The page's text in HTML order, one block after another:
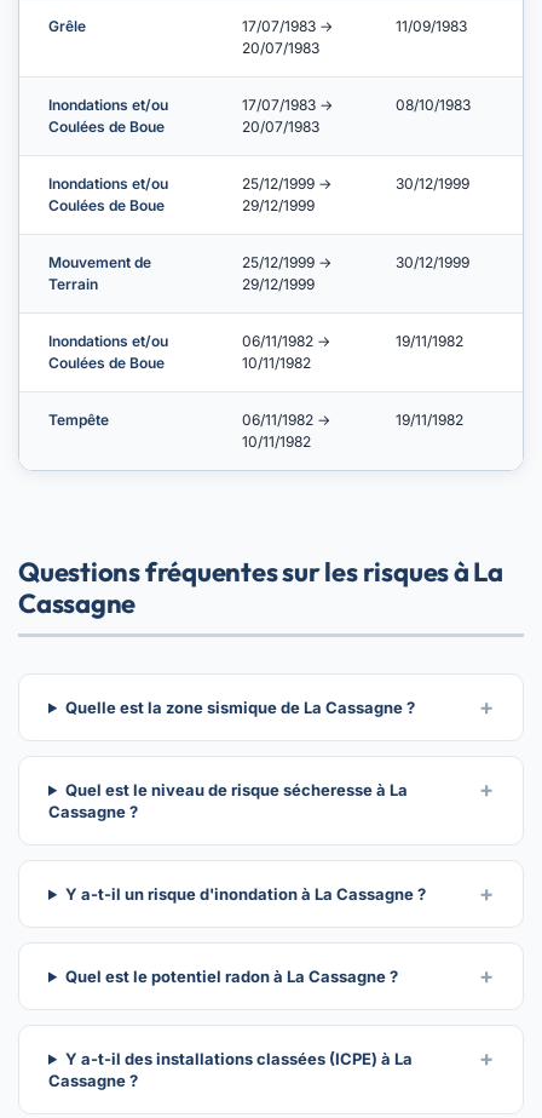
Grêle
17/07/1983 →
20/07/1983
11/09/1983
Inondations et/ou
Coulées de Boue
17/07/1983 →
20/07/1983
08/10/1983
Inondations et/ou
Coulées de Boue
25/12/1999 →
29/12/1999
30/12/1999
Mouvement de
Terrain
25/12/1999 →
29/12/1999
30/12/1999
Inondations et/ou
Coulées de Boue
06/11/1982 →
10/11/1982
19/11/1982
Tempête
06/11/1982 →
10/11/1982
19/11/1982
Questions fréquentes sur les risques à La
Cassagne
Quelle est la zone sismique de La Cassagne ?
Quel est le niveau de risque sécheresse à La
Cassagne ?
Y a-t-il un risque d'inondation à La Cassagne ?
Quel est le potentiel radon à La Cassagne ?
Y a-t-il des installations classées (ICPE) à La
Cassagne ?